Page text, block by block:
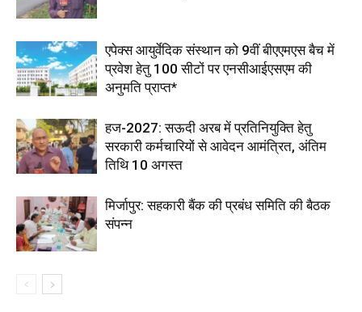
एपेक्स आयुर्वेदिक संस्थान को 9वीं बीएएमएस बैच में
प्रवेश हेतु 100 सीटों पर एनसीआईएसएम की
अनुमति प्राप्त*
हज-2027: सऊदी अरब में प्रतिनियुक्ति हेतु
सरकारी कर्मचारियों से आवेदन आमंत्रित, अंतिम
तिथि 10 अगस्त
मिर्जापुर: सहकारी बैंक की प्रबंध समिति की बैठक
संपन्न